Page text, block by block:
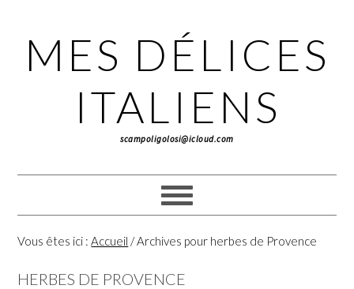
navigation
contenu
principal
barre
MES DÉLICES
ITALIENS
scampoligolosi@icloud.com
Vous êtes ici :Accueil /Archives pour herbes de Provence
HERBES DE PROVENCE